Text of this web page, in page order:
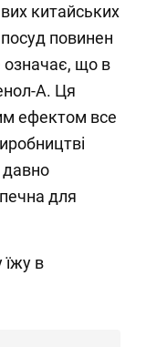
китайських
повинен
означає, що в
А. Ця
ефектом все
для
в